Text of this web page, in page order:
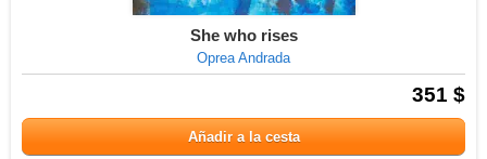
She who rises
Oprea Andrada
351 $
Añadir a la cesta